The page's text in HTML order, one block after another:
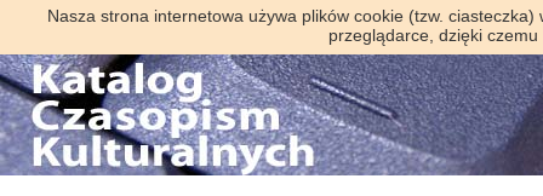
Nasza strona internetowa używa plików cookie (tzw.
przeglądarce, dzięki